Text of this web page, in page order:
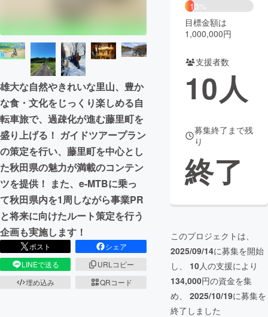
コミュニティ
雄大な自然やきれいな里山、豊か
な食・文化をじっくり楽しめる自
転車旅で、過疎化が進む藤里町を
盛り上げる！ ガイドツアープラン
の策定を行い、藤里町を中心とし
た秋田県の魅力が満載のコンテン
ツを提供！ また、e-MTBに乗っ
て秋田県内を1周しながら事業PR
と将来に向けたルート策定を行う
企画も実施します！
ポスト
シェア
LINEで送る
URLコピー
埋め込み
QRコード
13%
目標金額は
1,000,000円
支援者数
10人
募集終了まで残
り
終了
このプロジェクトは、
2025/09/14に募集を開始
し、 10人の支援により
134,000円の資金を集
め、 2025/10/19に募集を
終了しました